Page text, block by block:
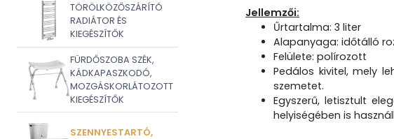
TÖRÖLKÖZŐSZÁRÍTÓ
RADIÁTOR ÉS
KIEGÉSZÍTŐK
FÜRDŐSZOBA SZÉK,
KÁDKAPASZKODÓ,
MOZGÁSKORLÁTOZOTT
KIEGÉSZÍTŐK
SZENNYESTARTÓ,
Jellemzői:
Űrtartalma: 3 liter
Alapanyaga: időtálló
Felülete: polírozott
Pedálos kivitel, mely
szemetet.
Egyszerű, letisztult
helyiségében is